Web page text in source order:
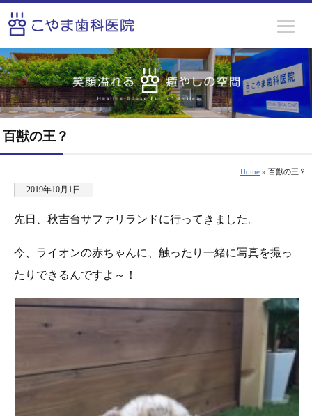
百獣の王？
Home » 百獣の王？
2019年10月1日
先日、秋吉台サファリランドに行ってきました。
今、ライオンの赤ちゃんに、触ったり一緒に写真を撮っ
たりできるんですよ～！